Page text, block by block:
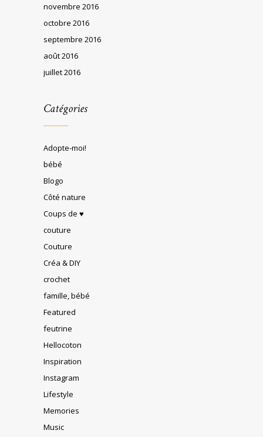
novembre 2016
octobre 2016
septembre 2016
août 2016
juillet 2016
Catégories
Adopte-moi!
bébé
Blogo
Côté nature
Coups de ♥
couture
Couture
Créa & DIY
crochet
famille, bébé
Featured
feutrine
Hellocoton
Inspiration
Instagram
Lifestyle
Memories
Music